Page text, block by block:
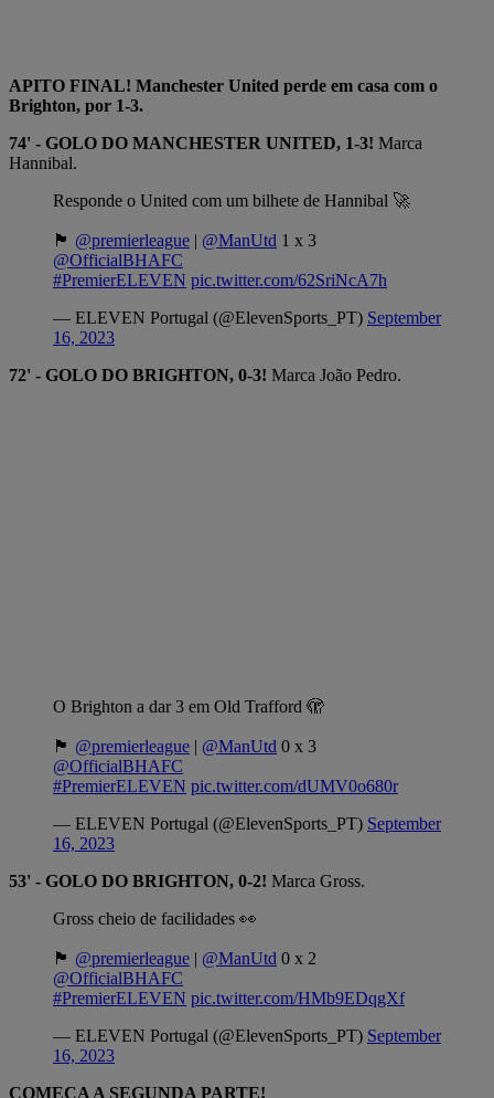
APITO FINAL! Manchester United perde em casa com o
Brighton, por 1-3.
74' - GOLO DO MANCHESTER UNITED, 1-3! Marca
Hannibal.
Responde o United com um bilhete de Hannibal 🚀
🏴󠁧󠁢󠁥󠁮󠁧󠁿 @premierleague | @ManUtd 1 x 3
@OfficialBHAFC
#PremierELEVEN pic.twitter.com/62SriNcA7h
— ELEVEN Portugal (@ElevenSports_PT) September
16, 2023
72' - GOLO DO BRIGHTON, 0-3! Marca João Pedro.
O Brighton a dar 3 em Old Trafford 🫣
🏴󠁧󠁢󠁥󠁮󠁧󠁿 @premierleague | @ManUtd 0 x 3
@OfficialBHAFC
#PremierELEVEN pic.twitter.com/dUMV0o680r
— ELEVEN Portugal (@ElevenSports_PT) September
16, 2023
53' - GOLO DO BRIGHTON, 0-2! Marca Gross.
Gross cheio de facilidades 👀
🏴󠁧󠁢󠁥󠁮󠁧󠁿 @premierleague | @ManUtd 0 x 2
@OfficialBHAFC
#PremierELEVEN pic.twitter.com/HMb9EDqgXf
— ELEVEN Portugal (@ElevenSports_PT) September
16, 2023
COMEÇA A SEGUNDA PARTE!